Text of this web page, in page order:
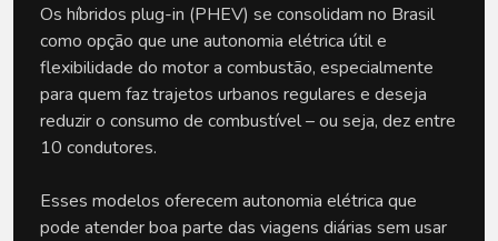
Os híbridos plug-in (PHEV) se consolidam no Brasil
como opção que une autonomia elétrica útil e
flexibilidade do motor a combustão, especialmente
para quem faz trajetos urbanos regulares e deseja
reduzir o consumo de combustível – ou seja, dez entre
10 condutores.
Esses modelos oferecem autonomia elétrica que
pode atender boa parte das viagens diárias sem usar